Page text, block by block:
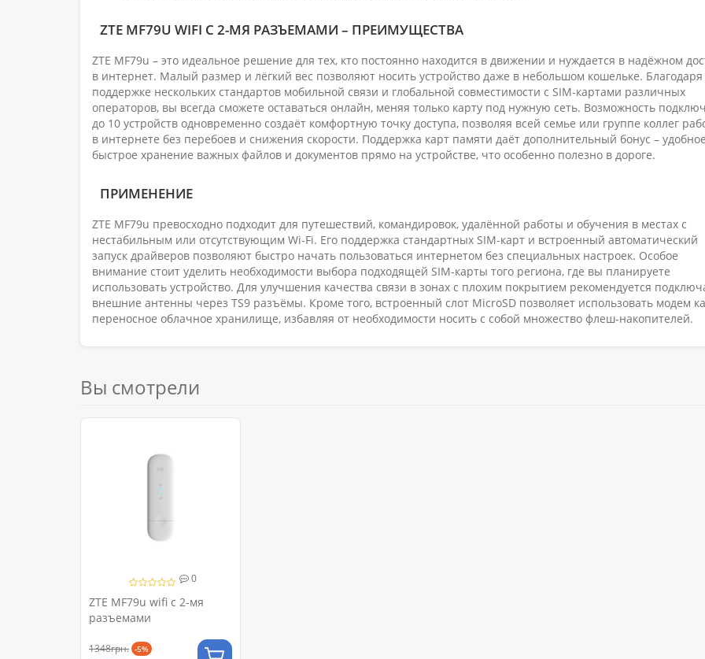
ZTE MF79U WIFI C 2-МЯ РАЗЪЕМАМИ – ПРЕИМУЩЕСТВА
ZTE MF79u – это идеальное решение для тех, кто постоянно находится в движении и нуждается в надёжном
в интернет. Малый размер и лёгкий вес позволяют носить устройство даже в небольшом кошельке. Благодаря
поддержке нескольких стандартов мобильной связи и глобальной совместимости с SIM-картами различных
операторов, вы всегда сможете оставаться онлайн, меняя только карту под нужную сеть. Возможность
до 10 устройств одновременно создаёт комфортную точку доступа, позволяя всей семье или группе коллег
в интернете без перебоев и снижения скорости. Поддержка карт памяти даёт дополнительный бонус –
быстрое хранение важных файлов и документов прямо на устройстве, что особенно полезно в дороге.
ПРИМЕНЕНИЕ
ZTE MF79u превосходно подходит для путешествий, командировок, удалённой работы и обучения в местах с
нестабильным или отсутствующим Wi-Fi. Его поддержка стандартных SIM-карт и встроенный автоматический
запуск драйверов позволяют быстро начать пользоваться интернетом без специальных настроек. Особое
внимание стоит уделить необходимости выбора подходящей SIM-карты того региона, где вы планируете
использовать устройство. Для улучшения качества связи в зонах с плохим покрытием рекомендуется
внешние антенны через TS9 разъёмы. Кроме того, встроенный слот MicroSD позволяет использовать модем
переносное облачное хранилище, избавляя от необходимости носить с собой множество флеш-накопителей.
Вы смотрели
0
ZTE MF79u wifi c 2-мя
разъемами
1348грн. -5%